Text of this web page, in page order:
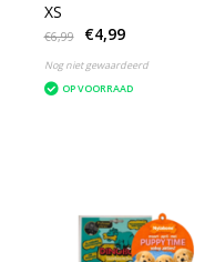
XS
€6,99 €4,99
Nog niet gewaardeerd
OP VOORRAAD